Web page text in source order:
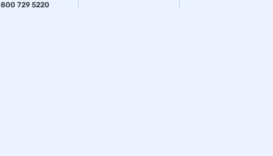
729 5220